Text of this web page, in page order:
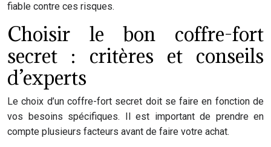
fiable contre ces risques.
Choisir le bon coffre-fort
secret : critères et conseils
d’experts
Le choix d’un coffre-fort secret doit se faire en fonction de
vos besoins spécifiques. Il est important de prendre en
compte plusieurs facteurs avant de faire votre achat.